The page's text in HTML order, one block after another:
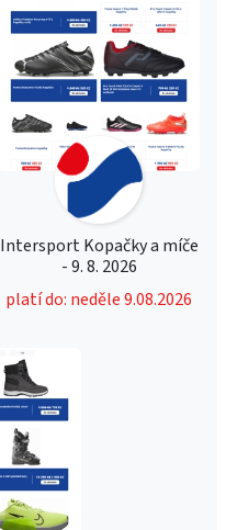
Intersport Kopačky a míče
- 9. 8. 2026
platí do: neděle 9.08.2026